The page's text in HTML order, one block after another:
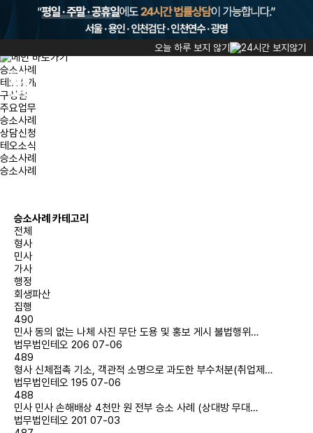
오늘 하루 보지 않기
HOME
승소사례
승소사례
테오소개
구성원
주요업무
승소사례
상담신청
테오소식
승소사례
승소사례
승소사례 카테고리
전체
형사
민사
가사
행정
회생파산
집행
490
민사 동의 없는 나체 사진 무단 도용 및 홍보 게시 불법행위…
법무법인테오 206 07-06
489
형사 신체접촉 기소, 객관적 소명으로 과도한 부수처분(취업제…
법무법인테오 195 07-06
488
민사 민사 손해배상 4천만 원 전부 승소 사례 (상대방 무대…
법무법인테오 201 07-03